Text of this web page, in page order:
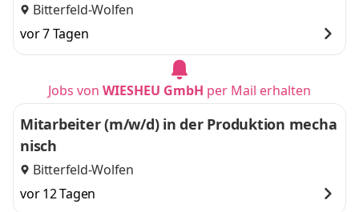
Bitterfeld-Wolfen
vor 7 Tagen
Jobs von WIESHEU GmbH per Mail erhalten
Mitarbeiter (m/w/d) in der Produktion mecha
nisch
Bitterfeld-Wolfen
vor 12 Tagen